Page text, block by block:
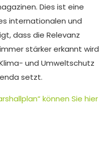
Dies ist eine
internationalen und
dass die Relevanz
stärker erkannt wird
und Umweltschutz
setzt.
können Sie hier